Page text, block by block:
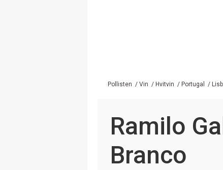
Pollisten / Vin / Hvitvin / Portugal /
Ramilo
Branco